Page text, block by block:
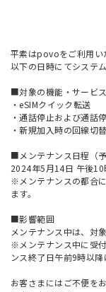
平素はpovoをご利用い
以下の日時にてシステ
■対象の機能・サービス
・eSIMクイック転送
・通話停止および通話
・新規加入時の回線切替
■メンテナンス日程（予
2024年5月14日 午後
※メンテナンスの都合
ます。
■影響範囲
メンテナンス中は、対
※メンテナンス中に受
ンス終了日午前9時以降
お客さまにはご不便を